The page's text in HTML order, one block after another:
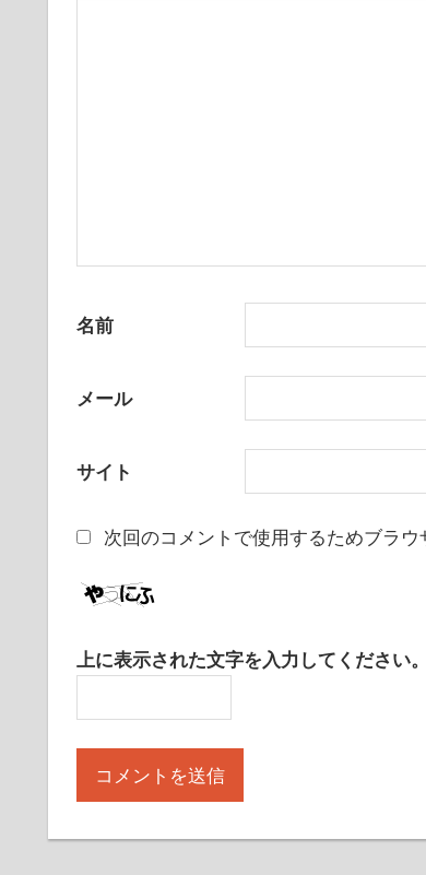
名前
メール
サイト
次回のコメントで使用するためブラ
上に表示された文字を入力してください。